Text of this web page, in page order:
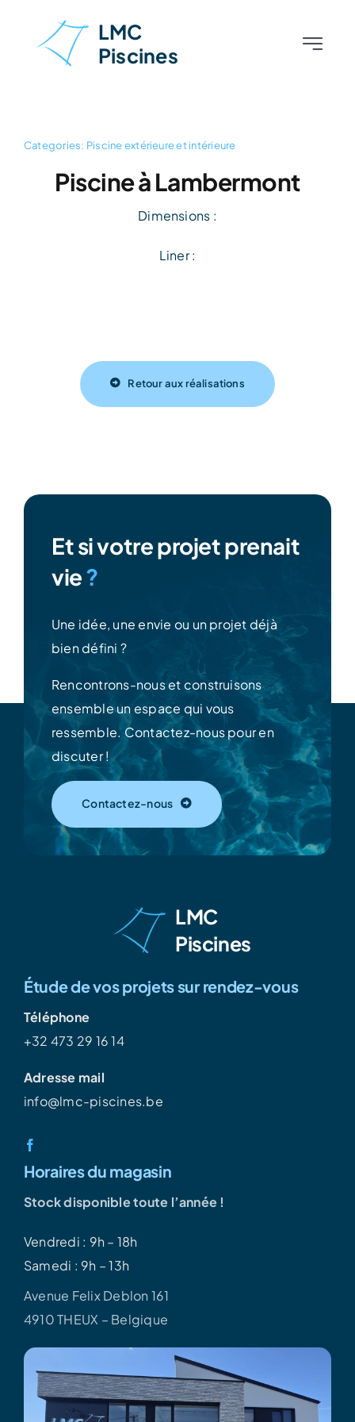
LMC
Piscines
Toggle
À propos
Piscines
Categories: Piscine extérieure et intérieure
Piscine à Lambermont
Dimensions :
Liner :
Retour aux réalisations
Et si votre projet prenait
vie?
Une idée, une envie ou un projet déjà
bien défini ?
Rencontrons-nous et construisons
ensemble un espace qui vous
ressemble. Contactez-nous pour en
discuter !
Contactez-nous
LMC
Piscines
Étude de vos projets sur rendez-vous
Téléphone
+32 473 29 16 14
Adresse mail
info@lmc-piscines.be
Horaires du magasin
Stock disponible toute l’année !
Vendredi : 9h – 18h
Samedi : 9h – 13h
Avenue Felix Deblon 161
4910 THEUX – Belgique